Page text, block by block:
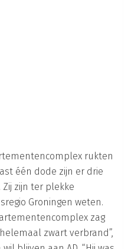
rukten
één dode zijn er drie
zijn ter plekke
Groningen weten.
zag
zwart verbrand”,